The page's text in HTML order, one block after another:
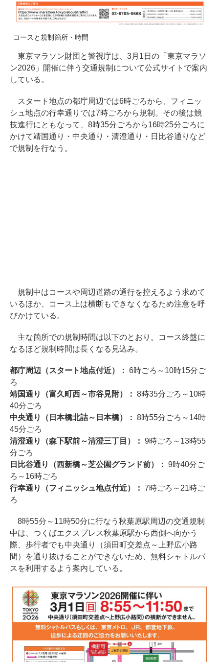
コースと規制箇所・時間
東京マラソン財団と警視庁は、3月1日の「東京マラソ
ン2026」開催に伴う交通規制について公式サイトで案内
している。
スタート地点の都庁周辺では6時ごろから、フィニッ
シュ地点の行幸通りでは7時ごろから規制。その後は競
技進行にともなって、8時35分ごろから16時25分ごろに
かけて靖国通り・中央通り・清澄通り・日比谷通りなど
で規制を行なう。
規制中はコースや周辺道路の通行を控えるよう求めて
いるほか、コース上は横断もできなくなるため注意を呼
びかけている。
主な箇所での規制時間は以下のとおり。コース終盤に
なるほど規制時間は長くなる見込み。
都庁周辺（スタート地点付近）： 6時ごろ～10時15分ご
ろ
靖国通り（富久町西～市谷見附）： 8時35分ごろ～10時
40分ごろ
中央通り（日本橋北詰～日本橋）： 8時55分ごろ～14時
45分ごろ
清澄通り（森下駅前～清澄三丁目）： 9時ごろ～13時55
分ごろ
日比谷通り（西新橋～芝公園グランド前）： 9時40分ご
ろ～16時ごろ
行幸通り（フィニッシュ地点付近）： 7時ごろ～21時ご
ろ
8時55分～11時50分に行なう秋葉原駅周辺の交通規制
中は、つくばエクスプレス秋葉原駅から西側へ向かう
際、歩行者でも中央通り（須田町交差点～上野広小路
間）を通り抜けることができないため、無料シャトルバ
スを利用するよう案内している。